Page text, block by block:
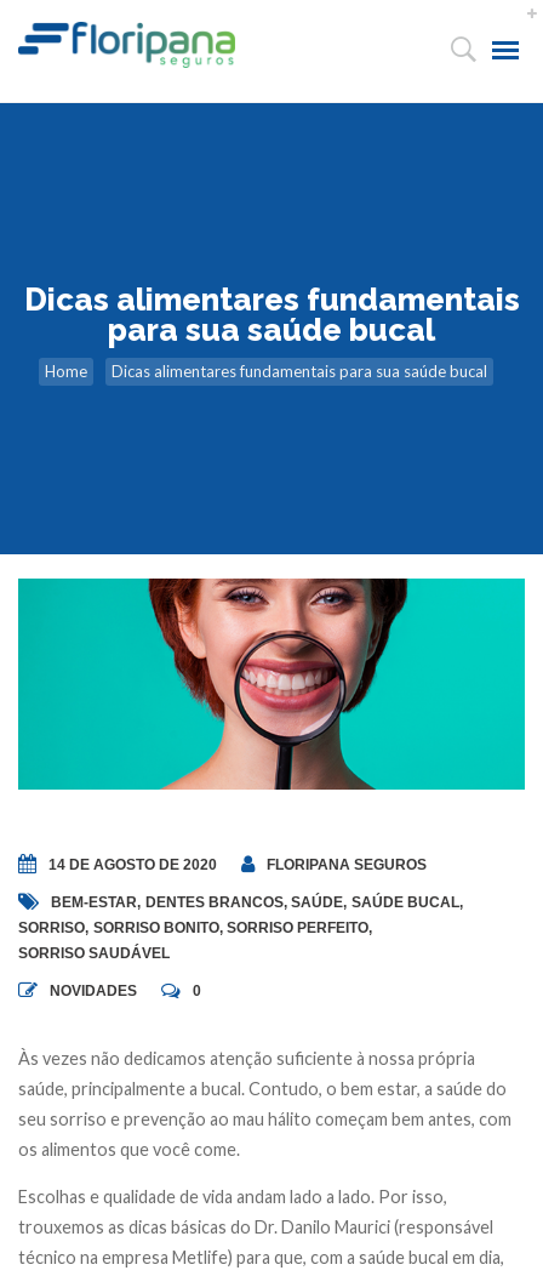
Dicas alimentares fundamentais
para sua saúde bucal
Home Dicas alimentares fundamentais para sua saúde bucal
14 DE AGOSTO DE 2020 FLORIPANA SEGUROS
BEM-ESTAR, DENTES BRANCOS, SAÚDE, SAÚDE BUCAL,
SORRISO, SORRISO BONITO, SORRISO PERFEITO,
SORRISO SAUDÁVEL
NOVIDADES 0
Às vezes não dedicamos atenção suficiente à nossa própria
saúde, principalmente a bucal. Contudo, o bem estar, a saúde do
seu sorriso e prevenção ao mau hálito começam bem antes, com
os alimentos que você come.
Escolhas e qualidade de vida andam lado a lado. Por isso,
trouxemos as dicas básicas do Dr. Danilo Maurici (responsável
técnico na empresa Metlife) para que, com a saúde bucal em dia,